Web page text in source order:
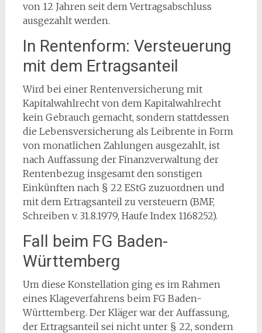
von 12 Jahren seit dem Vertragsabschluss
ausgezahlt werden.
In Rentenform: Versteuerung
mit dem Ertragsanteil
Wird bei einer Rentenversicherung mit
Kapitalwahlrecht von dem Kapitalwahlrecht
kein Gebrauch gemacht, sondern stattdessen
die Lebensversicherung als Leibrente in Form
von monatlichen Zahlungen ausgezahlt, ist
nach Auffassung der Finanzverwaltung der
Rentenbezug insgesamt den sonstigen
Einkünften nach § 22 EStG zuzuordnen und
mit dem Ertragsanteil zu versteuern (BMF,
Schreiben v. 31.8.1979, Haufe Index 1168252).
Fall beim FG Baden-
Württemberg
Um diese Konstellation ging es im Rahmen
eines Klageverfahrens beim FG Baden-
Württemberg. Der Kläger war der Auffassung,
der Ertragsanteil sei nicht unter § 22, sondern